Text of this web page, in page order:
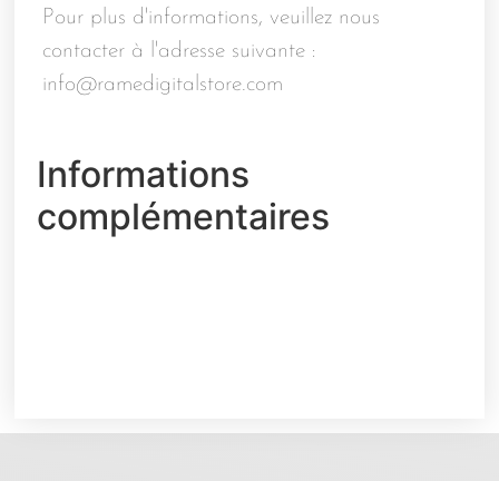
Pour plus d'informations, veuillez nous
contacter à l'adresse suivante :
info@ramedigitalstore.com
Informations
complémentaires